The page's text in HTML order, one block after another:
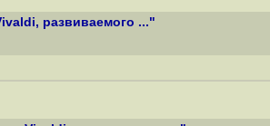
развиваемого ..."